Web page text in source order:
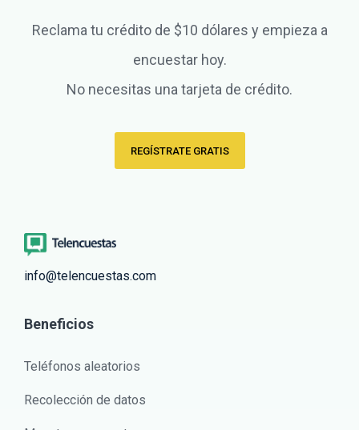
Reclama tu crédito de $10 dólares y empieza a
encuestar hoy.
No necesitas una tarjeta de crédito.
REGÍSTRATE GRATIS
info@telencuestas.com
Beneficios
Teléfonos aleatorios
Recolección de datos